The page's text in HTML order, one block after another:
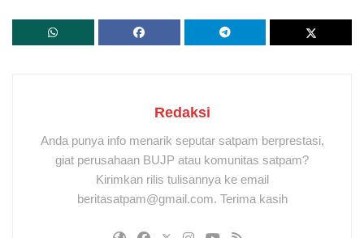
Redaksi
Anda punya info menarik seputar satpam berprestasi,
giat perusahaan BUJP atau komunitas satpam?
Kirimkan rilis tulisannya ke email
beritasatpam@gmail.com. Terima kasih